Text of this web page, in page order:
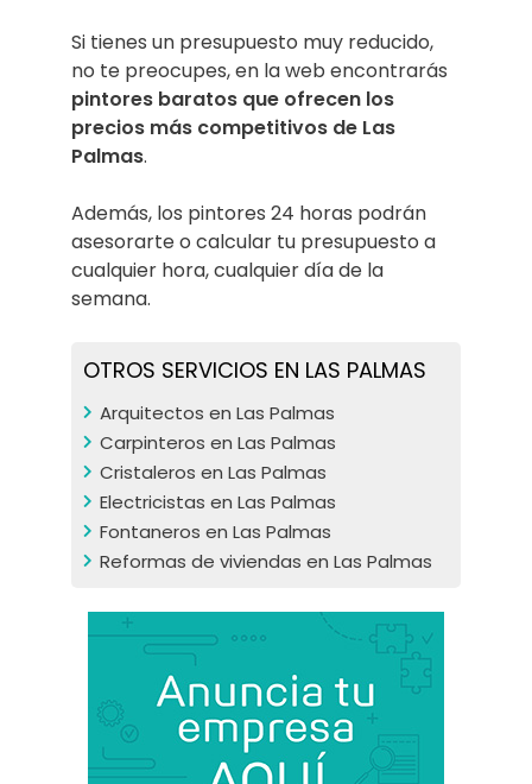
Si tienes un presupuesto muy reducido,
no te preocupes, en la web encontrarás
pintores baratos que ofrecen los
precios más competitivos de Las
Palmas.
Además, los pintores 24 horas podrán
asesorarte o calcular tu presupuesto a
cualquier hora, cualquier día de la
semana.
OTROS SERVICIOS EN LAS PALMAS
Arquitectos en Las Palmas
Carpinteros en Las Palmas
Cristaleros en Las Palmas
Electricistas en Las Palmas
Fontaneros en Las Palmas
Reformas de viviendas en Las Palmas